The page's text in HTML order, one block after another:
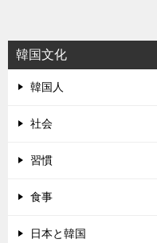
ビ
ゲ
ー
シ
韓国文化
韓国人
社会
習慣
食事
日本と韓国